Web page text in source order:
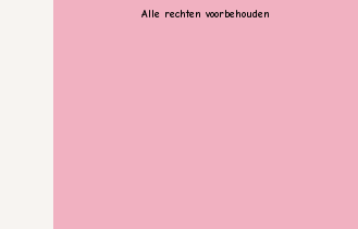
Alle rechten voorbehouden